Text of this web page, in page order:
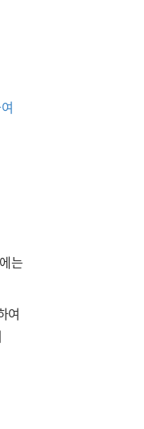
는
여